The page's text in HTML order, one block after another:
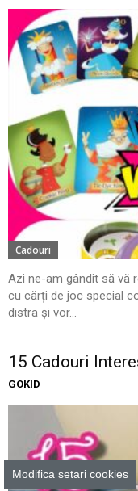
Cadouri
Azi ne-am gândit să vă
cu cărți de joc special
distra și vor...
15 Cadouri
GOKID
Modifica setari cookies